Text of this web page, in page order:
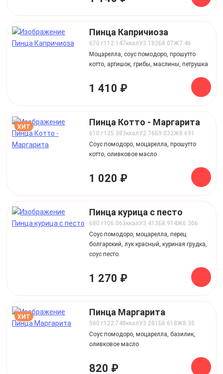
Пинца Капричиоза
670 г ккал
112.147 У3.182 Б8.07Ж7.46
Моцарелла, соус помодоро, прошутто
котто, артишок, грибы, маслины, петрушка
1 410 ₽
ХИТ Пинца Котто - Маргарита
610 г ккал
125.383 У2.76 Б9.032Ж8.691
Соус помодоро, моцарелла, прошутто
котто, оливковое масло
1 020 ₽
Пинца курица с песто
680 г ккал
106.063 У3.413 Б8.914Ж6.306
Соус помодоро, моцарелла, перец
болгарский, лук красный, куриная грудка,
соус песто.
1 270 ₽
ХИТ Пинца Маргарита
580 г ккал
122.748 У3.281 Б8.618Ж8.35
Соус помодоро, моцарелла, базилик,
оливковое масло
820 ₽